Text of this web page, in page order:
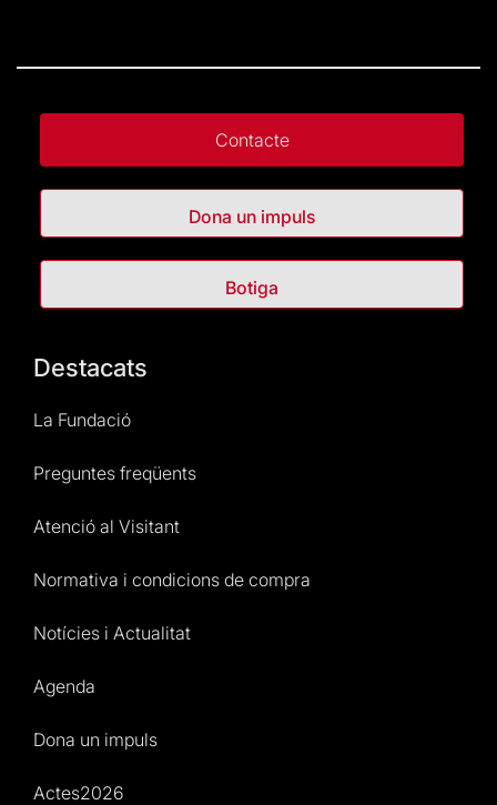
Contacte
Dona un impuls
Botiga
Destacats
La Fundació
Preguntes freqüents
Atenció al Visitant
Normativa i condicions de compra
Notícies i Actualitat
Agenda
Dona un impuls
Actes2026